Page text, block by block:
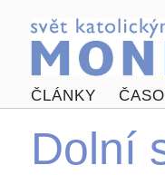
ČLÁNKY
Dolní